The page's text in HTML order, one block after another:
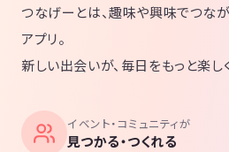
つなげーとは、趣味や興味でつなが
アプリ。
新しい出会いが、毎日をもっと楽し
イベント・コミュニティが
見つかる・つくれる